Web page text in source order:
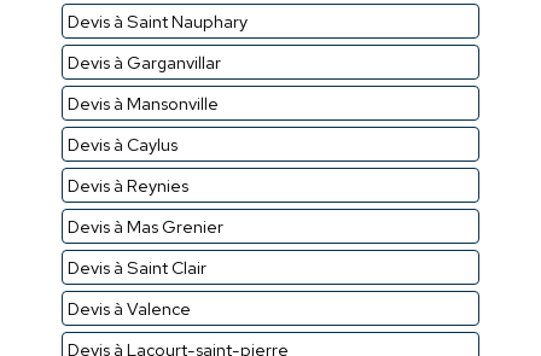
Devis à Saint Nauphary
Devis à Garganvillar
Devis à Mansonville
Devis à Caylus
Devis à Reynies
Devis à Mas Grenier
Devis à Saint Clair
Devis à Valence
Devis à Lacourt-saint-pierre